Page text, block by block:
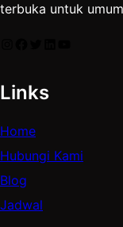
terbuka untuk
Links
Home
Hubungi Kami
Blog
Jadwal